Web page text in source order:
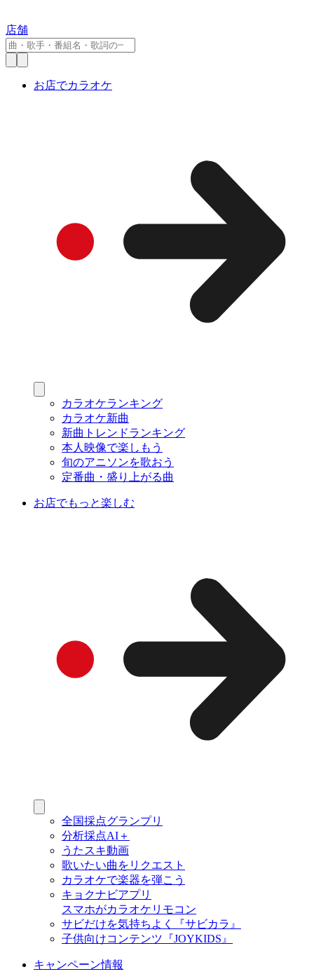
店舗
お店でカラオケ
カラオケランキング
カラオケ新曲
新曲トレンドランキング
本人映像で楽しもう
旬のアニソンを歌おう
定番曲・盛り上がる曲
お店でもっと楽しむ
全国採点グランプリ
分析採点AI＋
うたスキ動画
歌いたい曲をリクエスト
カラオケで楽器を弾こう
キョクナビアプリ
スマホがカラオケリモコン
サビだけを気持ちよく『サビカラ』
子供向けコンテンツ『JOYKIDS』
キャンペーン情報